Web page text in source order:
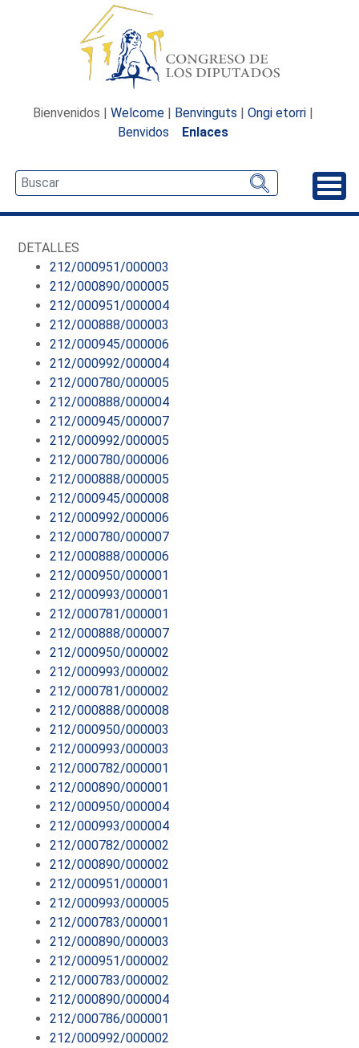
Bienvenidos | Welcome | Benvinguts | Ongi etorri |
Benvidos
Enlaces
DETALLES
212/000951/000003
212/000890/000005
212/000951/000004
212/000888/000003
212/000945/000006
212/000992/000004
212/000780/000005
212/000888/000004
212/000945/000007
212/000992/000005
212/000780/000006
212/000888/000005
212/000945/000008
212/000992/000006
212/000780/000007
212/000888/000006
212/000950/000001
212/000993/000001
212/000781/000001
212/000888/000007
212/000950/000002
212/000993/000002
212/000781/000002
212/000888/000008
212/000950/000003
212/000993/000003
212/000782/000001
212/000890/000001
212/000950/000004
212/000993/000004
212/000782/000002
212/000890/000002
212/000951/000001
212/000993/000005
212/000783/000001
212/000890/000003
212/000951/000002
212/000783/000002
212/000890/000004
212/000786/000001
212/000992/000002